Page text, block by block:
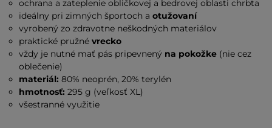
ochrana a zateplenie obličkovej a bedrovej oblasti chrbta
ideálny pri zimných športoch aotužovaní
vyrobený zo zdravotne neškodných materiálov
praktické pružnévrecko
vždy je nutné mať pás pripevnený na pokožke (nie cez
oblečenie)
materiál: 80% neoprén, 20% terylén
hmotnosť: 295 g (veľkosť XL)
všestranné využitie